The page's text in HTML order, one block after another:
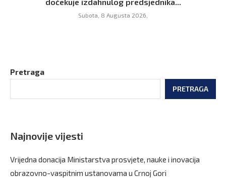
Subota, 8 Augusta 2026,
Pretraga
PRETRAGA
Najnovije vijesti
Vrijedna donacija Ministarstva prosvjete, nauke i inovacija
obrazovno-vaspitnim ustanovama u Crnoj Gori